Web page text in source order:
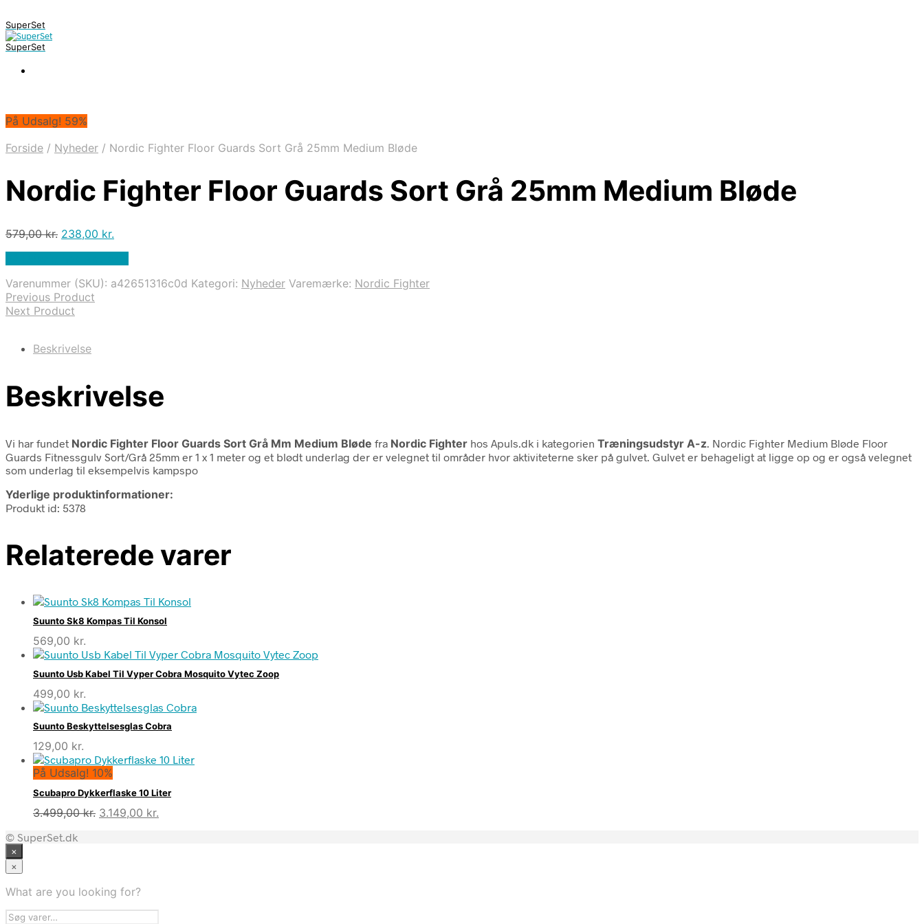
SuperSet
SuperSet
På Udsalg! 59%
Forside / Nyheder / Nordic Fighter Floor Guards Sort Grå 25mm Medium Bløde
Nordic Fighter Floor Guards Sort Grå 25mm Medium Bløde
579,00kr. Den
579,00 kr..
238,00 kr.
238,00 kr..
Varenummer (SKU): a42651316c0d Kategori: Nyheder Varemærke: Nordic Fighter
Previous Product
Next Product
Beskrivelse
Beskrivelse
Vi har fundet Nordic Fighter Floor Guards Sort Grå Mm Medium Bløde fra Nordic Fighter hos Apuls.dk i kategorien Træningsudstyr A-z . Nordic Fighter Medium Bløde Floor
Guards Fitnessgulv Sort/Grå 25mm er 1 x 1 meter og et blødt underlag der er velegnet til områder hvor aktiviteterne sker på gulvet. Gulvet er behageligt at ligge op og er også velegnet
som underlag til eksempelvis kampspo
Yderlige produktinformationer:
Produkt id: 5378
Relaterede varer
Suunto Sk8 Kompas Til Konsol
569,00 kr.
Suunto Usb Kabel Til Vyper Cobra Mosquito Vytec Zoop
499,00 kr.
Suunto Beskyttelsesglas Cobra
129,00 kr.
På Udsalg! 10%
Scubapro Dykkerflaske 10 Liter
3.499,00kr. Den
3.149,00 kr.
© SuperSet.dk
×
×
What are you looking for?